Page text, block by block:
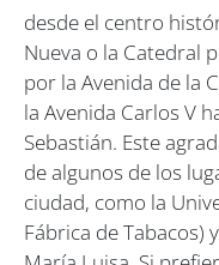
desde el centro
Nueva o la Catedral
por la Avenida de la
la Avenida Carlos V
Sebastián. Este
de algunos de los
ciudad, como la
Fábrica de Tabacos)